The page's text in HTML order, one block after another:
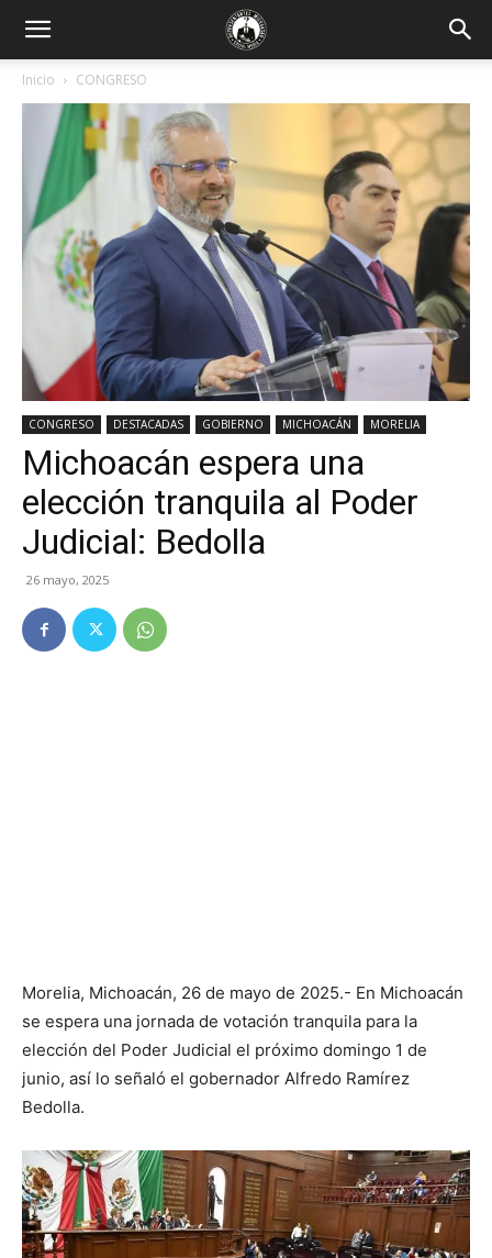
Inicio CONGRESO
CONGRESO DESTACADAS GOBIERNO MICHOACÁN MORELIA
Michoacán espera una
elección tranquila al Poder
Judicial: Bedolla
26 mayo, 2025
Morelia, Michoacán, 26 de mayo de 2025.- En Michoacán
se espera una jornada de votación tranquila para la
elección del Poder Judicial el próximo domingo 1 de
junio, así lo señaló el gobernador Alfredo Ramírez
Bedolla.